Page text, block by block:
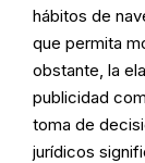
hábitos de
que permita
obstante, la
publicidad
toma de
jurídicos